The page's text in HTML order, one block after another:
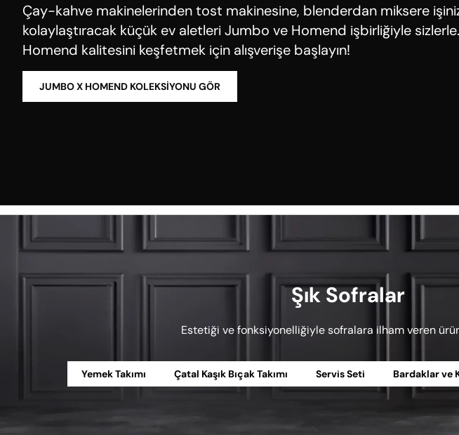
Çay-kahve makinelerinden tost makinesine, blenderdan miksere
kolaylaştıracak küçük ev aletleri Jumbo ve Homend işbirliğiyle
Homend kalitesini keşfetmek için alışverişe başlayın!
JUMBO X HOMEND KOLEKSIYONU GÖR
Şık Sofralar
Estetiği ve fonksiyonelliğiyle sofralara ilham veren
Yemek Takımı Çatal Kaşık Bıçak Takımı Servis Seti Bardaklar ve